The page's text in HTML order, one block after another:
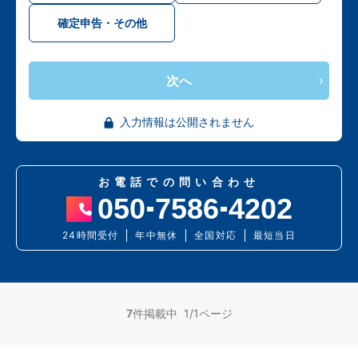
確定申告・その他
次へ
入力情報は公開されません
お電話での問い合わせ
050 7586 4202
24時間受付 年中無休 全国対応 最短当日
7件掲載中 1/1ページ